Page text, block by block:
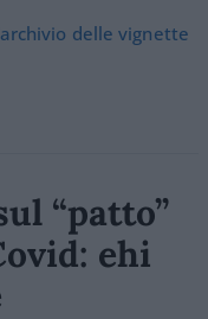
delle vignette
“patto”
ehi